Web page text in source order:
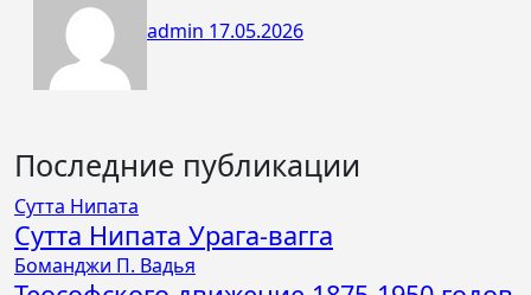
admin 17.05.2026
Последние публикации
Сутта Нипата
Сутта Нипата Урага-вагга
Боманджи П. Вадья